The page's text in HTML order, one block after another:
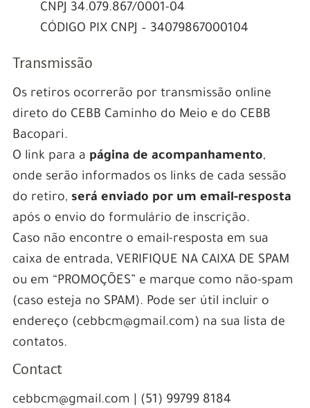
CNPJ 34.079.867/0001-04
CÓDIGO PIX CNPJ – 34079867000104
Transmissão
Os retiros ocorrerão por transmissão online
direto do CEBB Caminho do Meio e do CEBB
Bacopari.
O link para a página de acompanhamento,
onde serão informados os links de cada sessão
do retiro, será enviado por um email-resposta
após o envio do formulário de inscrição.
Caso não encontre o email-resposta em sua
caixa de entrada, VERIFIQUE NA CAIXA DE SPAM
ou em “PROMOÇÕES” e marque como não-spam
(caso esteja no SPAM). Pode ser útil incluir o
endereço (cebbcm@gmail.com) na sua lista de
contatos.
Contact
cebbcm@gmail.com | (51) 99799 8184